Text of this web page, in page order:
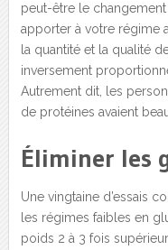
peut-être le
apporter à votre régime
la quantité et la qualité
inversement
Autrement dit, les
de protéines avaient
Éliminer les
Une vingtaine d’essais
les régimes faibles en
poids 2 à 3 fois